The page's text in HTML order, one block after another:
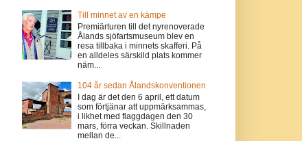
Till minnet av en kämpe
Premiärturen till det nyrenoverade
Ålands sjöfartsmuseum blev en
resa tillbaka i minnets skafferi. På
en alldeles särskild plats kommer
näm...
104 år sedan Ålandskonventionen
I dag är det den 6 april, ett datum
som förtjänar att uppmärksammas,
i likhet med flaggdagen den 30
mars, förra veckan. Skillnaden
mellan de...